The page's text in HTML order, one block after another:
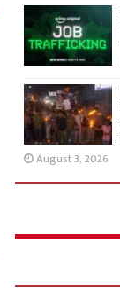
August 3, 2026